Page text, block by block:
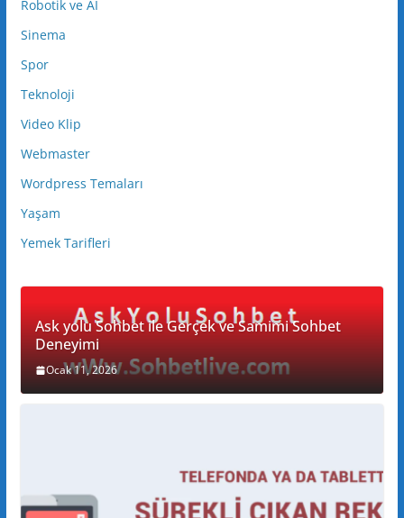
Robotik ve AI
Sinema
Spor
Teknoloji
Video Klip
Webmaster
Wordpress Temaları
Yaşam
Yemek Tarifleri
Ask yolu Sohbet ile Gerçek ve Samimi Sohbet
Deneyimi
Ocak 11, 2026